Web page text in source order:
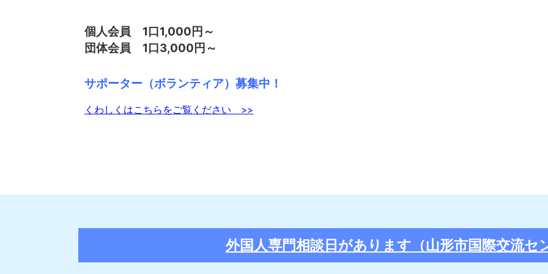
個人会員 1口1,000円～
団体会員 1口3,000円～
サポーター（ボランティア）募集中！
くわしくはこちらをご覧ください >>
外国人専門相談日があります（山形市国際交流セ